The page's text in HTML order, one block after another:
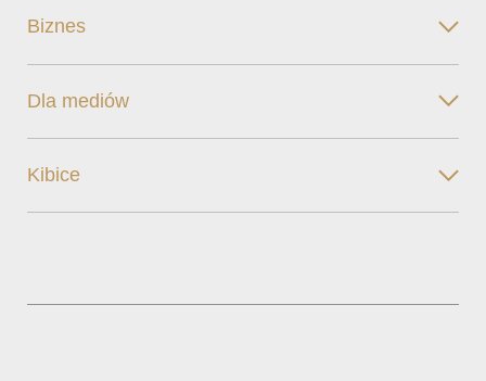
Biznes
Dla mediów
Kibice